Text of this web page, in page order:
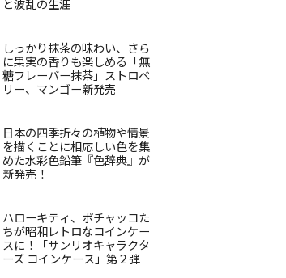
と波乱の生涯
しっかり抹茶の味わい、さら
に果実の香りも楽しめる「無
糖フレーバー抹茶」ストロベ
リー、マンゴー新発売
日本の四季折々の植物や情景
を描くことに相応しい色を集
めた水彩色鉛筆『色辞典』が
新発売！
ハローキティ、ポチャッコた
ちが昭和レトロなコインケー
スに！「サンリオキャラクタ
ーズ コインケース」第２弾